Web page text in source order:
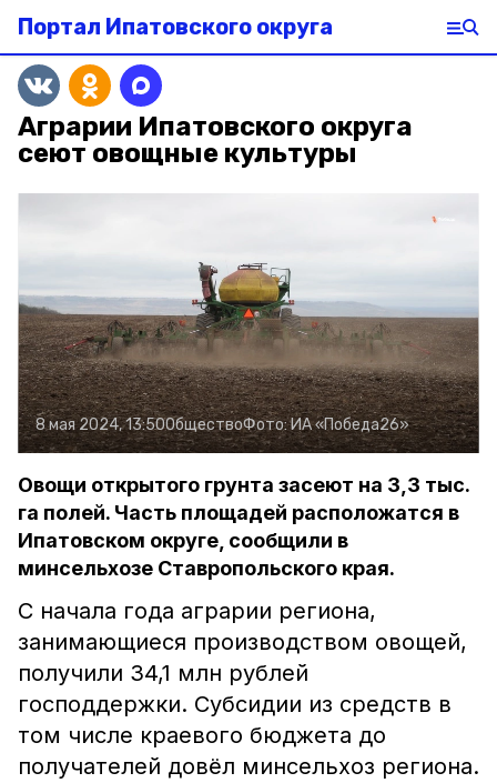
Портал Ипатовского округа
Аграрии Ипатовского округа
сеют овощные культуры
8 мая 2024, 13:50ОбществоФото:ИА «Победа26»
Овощи открытого грунта засеют на 3,3 тыс.
га полей. Часть площадей расположатся в
Ипатовском округе, сообщили в
минсельхозе Ставропольского края.
С начала года аграрии региона,
занимающиеся производством овощей,
получили 34,1 млн рублей
господдержки. Субсидии из средств в
том числе краевого бюджета до
получателей довёл минсельхоз региона.